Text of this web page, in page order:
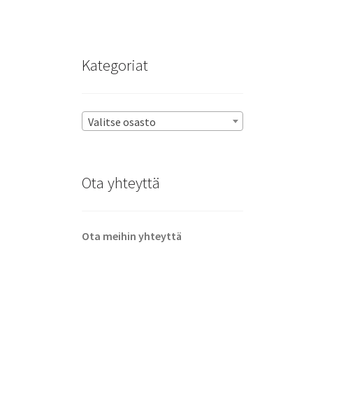
Kategoriat
Valitse osasto
Ota yhteyttä
Ota meihin yhteyttä